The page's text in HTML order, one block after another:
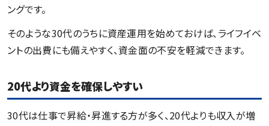
ングです。
そのような30代のうちに資産運用を始めておけば、ライフイベ
ントの出費にも備えやすく、資金面の不安を軽減できます。
20代より資金を確保しやすい
30代は仕事で昇給・昇進する方が多く、20代よりも収入が増